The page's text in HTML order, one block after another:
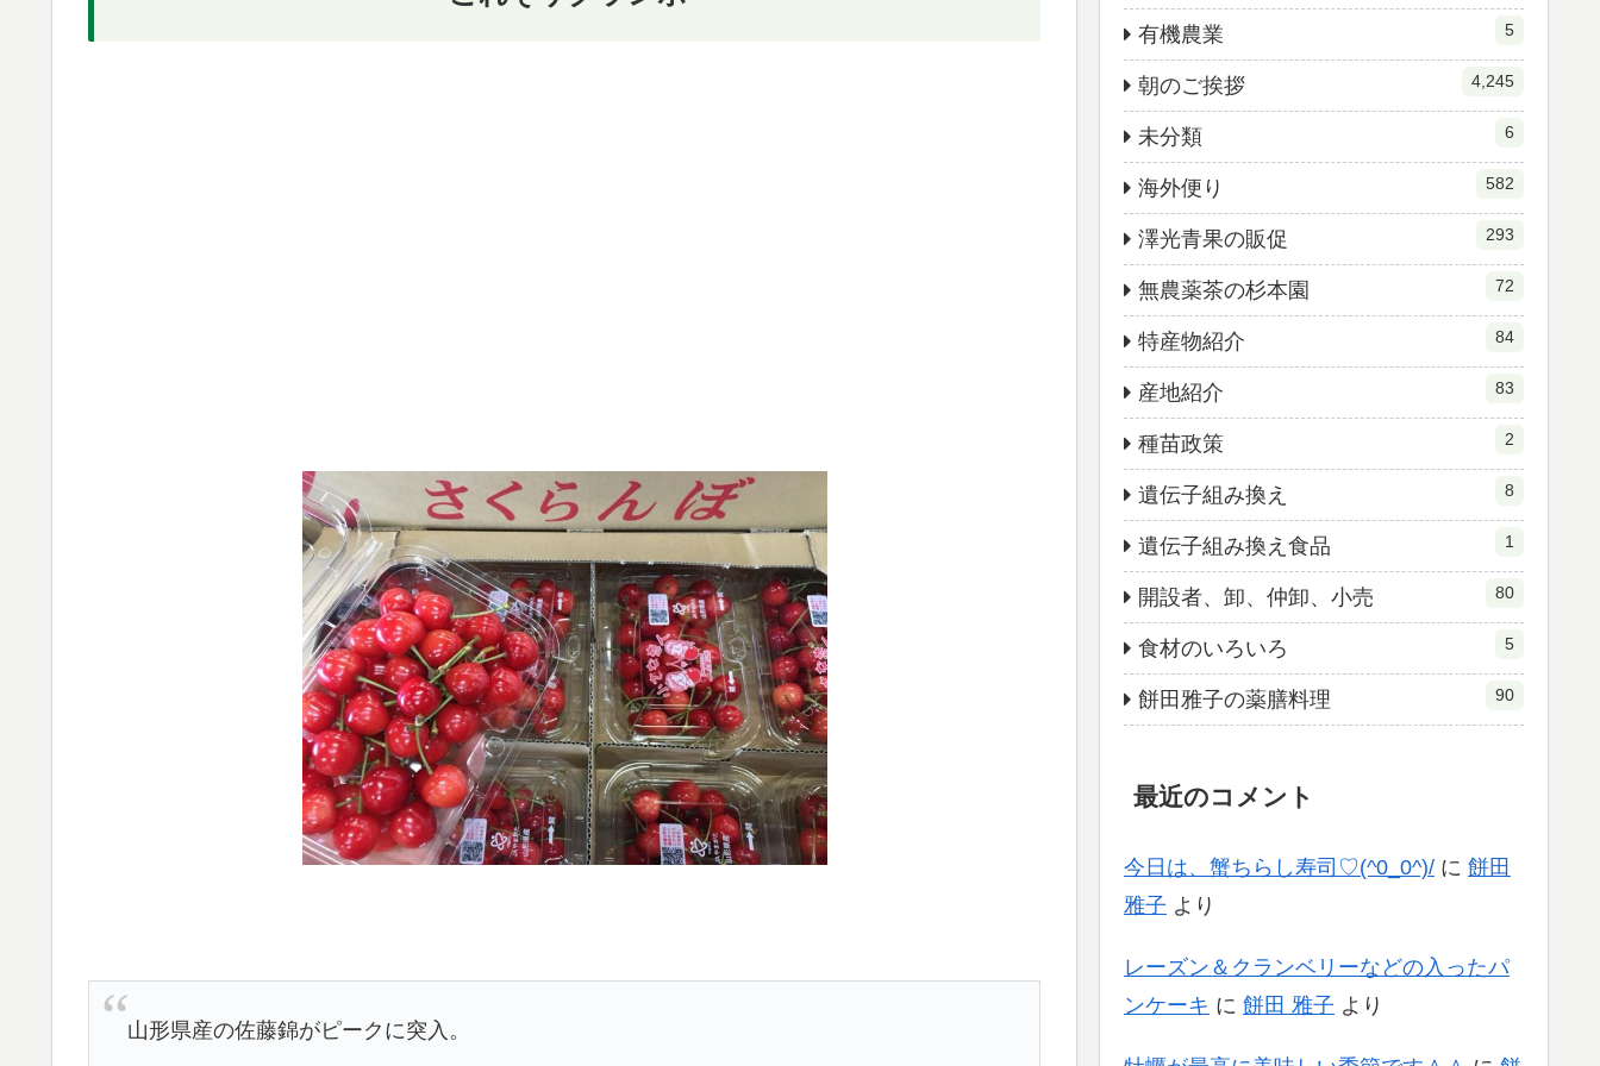
山形県産の佐藤錦がピークに突入。
有機農業 5
朝のご挨拶 4,245
未分類 6
海外便り 582
澤光青果の販促 293
無農薬茶の杉本園 72
特産物紹介 84
産地紹介 83
種苗政策 2
遺伝子組み換え 8
遺伝子組み換え食品 1
開設者、卸、仲卸、小売 80
食材のいろいろ 5
餅田雅子の薬膳料理 90
最近のコメント
今日は、蟹ちらし寿司♡(^0_0^)/ に 餅田
雅子 より
レーズン＆クランベリーなどの入ったパ
ンケーキ に 餅田 雅子 より